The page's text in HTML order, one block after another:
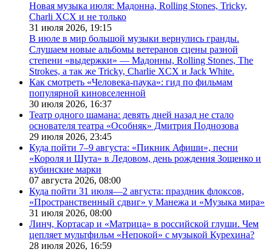
Новая музыка июля: Мадонна, Rolling Stones, Tricky,
Charli XCX и не только
31 июля 2026, 19:15
В июле в мир большой музыки вернулись гранды.
Слушаем новые альбомы ветеранов сцены разной
степени «выдержки» — Мадонны, Rolling Stones, The
Strokes, а так же Tricky, Charlie XCX и Jack White.
Как смотреть «Человека-паука»: гид по фильмам
популярной киновселенной
30 июля 2026, 16:37
Театр одного шамана: девять дней назад не стало
основателя театра «Особняк» Дмитрия Поднозова
29 июля 2026, 23:45
Куда пойти 7–9 августа: «Пикник Афиши», песни
«Короля и Шута» в Ледовом, день рождения Зощенко и
кубинские марки
07 августа 2026, 08:00
Куда пойти 31 июля—2 августа: праздник флоксов,
«Пространственный сдвиг» у Манежа и «Музыка мира»
31 июля 2026, 08:00
Линч, Кортасар и «Матрица» в российской глуши. Чем
цепляет мультфильм «Непокой» с музыкой Курехина?
28 июля 2026, 16:59